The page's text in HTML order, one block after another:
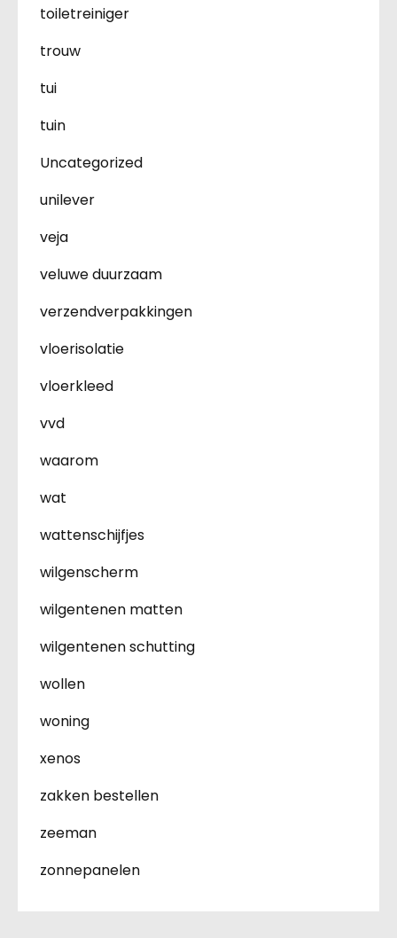
toiletreiniger
trouw
tui
tuin
Uncategorized
unilever
veja
veluwe duurzaam
verzendverpakkingen
vloerisolatie
vloerkleed
vvd
waarom
wat
wattenschijfjes
wilgenscherm
wilgentenen matten
wilgentenen schutting
wollen
woning
xenos
zakken bestellen
zeeman
zonnepanelen